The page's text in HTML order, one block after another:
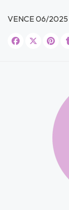
VENCE 06/2025